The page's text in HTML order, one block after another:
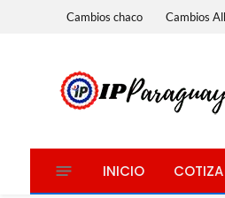
Cambios chaco Cambios
INICIO